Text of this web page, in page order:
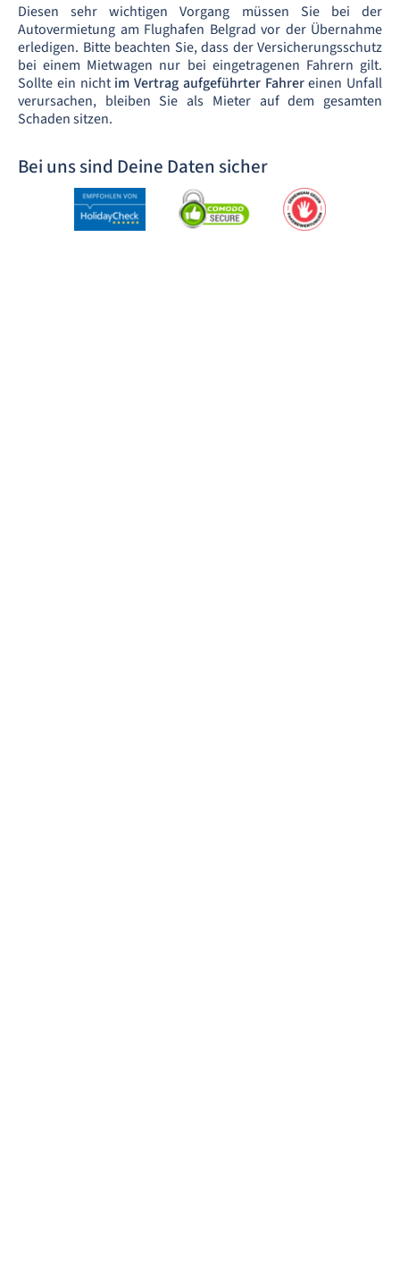
Diesen sehr wichtigen Vorgang müssen Sie bei der
Autovermietung am Flughafen Belgrad vor der Übernahme
erledigen. Bitte beachten Sie, dass der Versicherungsschutz
bei einem Mietwagen nur bei eingetragenen Fahrern gilt.
Sollte ein nicht im Vertrag aufgeführter Fahrereinen Unfall
verursachen, bleiben Sie als Mieter auf dem gesamten
Schaden sitzen.
Bei uns sind Deine Daten sicher